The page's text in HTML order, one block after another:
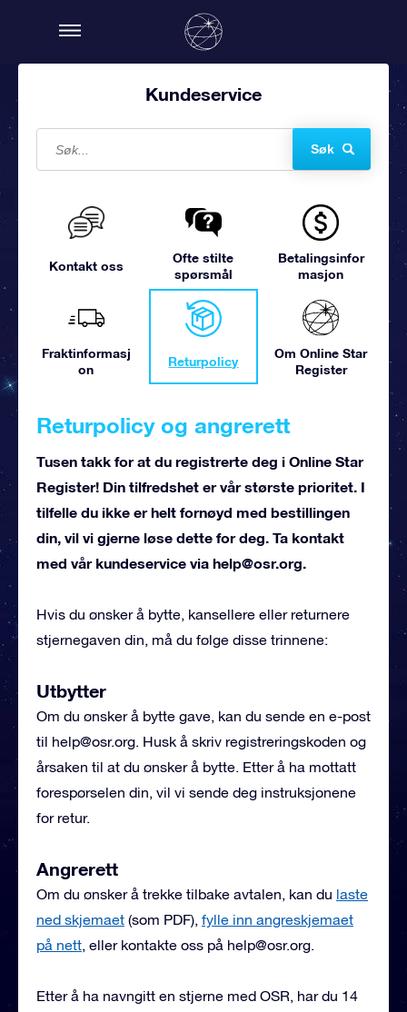
Kundeservice
Søk
Kontakt oss
Ofte stilte
spørsmål
Betalingsinfor
masjon
Fraktinformasj
on
Returpolicy
Om Online Star
Register
Returpolicy og angrerett
Tusen takk for at du registrerte deg i Online Star
Register! Din tilfredshet er vår største prioritet. I
tilfelle du ikke er helt fornøyd med bestillingen
din, vil vi gjerne løse dette for deg. Ta kontakt
med vår kundeservice via help@osr.org.
Hvis du ønsker å bytte, kansellere eller returnere
stjernegaven din, må du følge disse trinnene:
Utbytter
Om du ønsker å bytte gave, kan du sende en e-post
til help@osr.org. Husk å skriv registreringskoden og
årsaken til at du ønsker å bytte. Etter å ha mottatt
forespørselen din, vil vi sende deg instruksjonene
for retur.
Angrerett
Om du ønsker å trekke tilbake avtalen, kan du laste
ned skjemaet (som PDF), fylle inn angreskjemaet
på nett, eller kontakte oss på help@osr.org.
Etter å ha navngitt en stjerne med OSR, har du 14